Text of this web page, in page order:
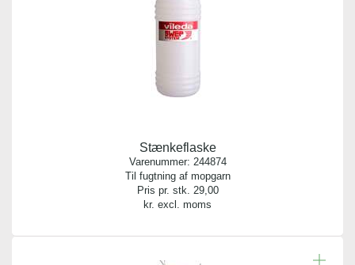
Stænkeflaske
Varenummer: 244874
Til fugtning af mopgarn
Pris pr. stk. 29,00
kr. excl. moms